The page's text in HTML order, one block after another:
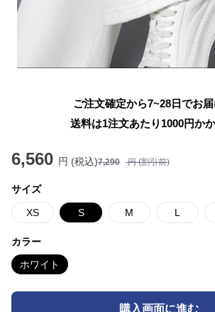
ご注文確定から7~28日でお
送料は1注文あたり 1000円か
6,560 円 (税込)7,290 円 (割引前)
サイズ
XS S M L
カラー
ホワイト
購入画面に進む